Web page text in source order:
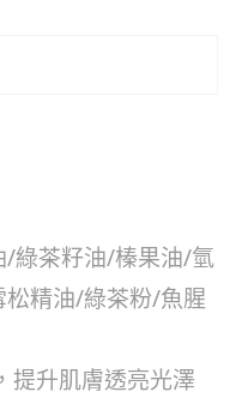
綠茶籽油/榛果油/氫
精油/綠茶粉/魚腥
提升肌膚透亮光澤